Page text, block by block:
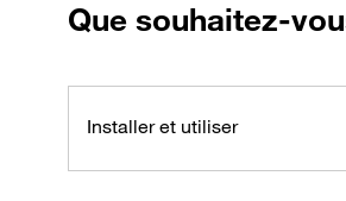
Que souhaitez-
Installer et utiliser